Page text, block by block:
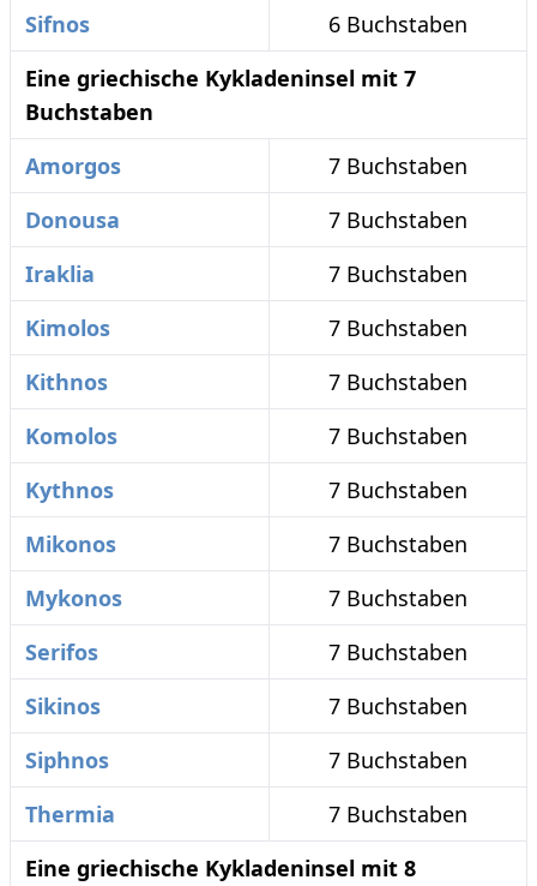
Sifnos
6 Buchstaben
Eine griechische Kykladeninsel mit 7
Buchstaben
Amorgos
7 Buchstaben
Donousa
7 Buchstaben
Iraklia
7 Buchstaben
Kimolos
7 Buchstaben
Kithnos
7 Buchstaben
Komolos
7 Buchstaben
Kythnos
7 Buchstaben
Mikonos
7 Buchstaben
Mykonos
7 Buchstaben
Serifos
7 Buchstaben
Sikinos
7 Buchstaben
Siphnos
7 Buchstaben
Thermia
7 Buchstaben
Eine griechische Kykladeninsel mit 8